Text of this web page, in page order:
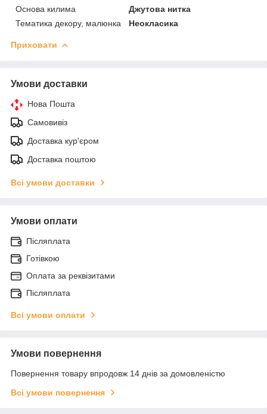
Основа килима
Джутова нитка
Тематика декору, малюнка
Неокласика
Приховати
Умови доставки
Нова Пошта
Самовивіз
Доставка кур'єром
Доставка поштою
Всі умови доставки
Умови оплати
Післяплата
Готівкою
Оплата за реквізитами
Післяплата
Всі умови оплати
Умови повернення
Повернення товару впродовж 14 днів за домовленістю
Всі умови повернення